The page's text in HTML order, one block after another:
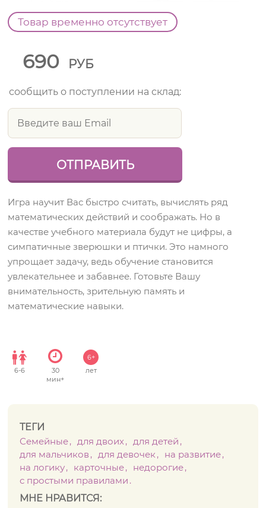
Товар временно отсутствует
690 РУБ
сообщить о поступлении на склад:
Игра научит Вас быстро считать, вычислять ряд
математических действий и соображать. Но в
качестве учебного материала будут не цифры, а
симпатичные зверюшки и птички. Это намного
упрощает задачу, ведь обучение становится
увлекательнее и забавнее. Готовьте Вашу
внимательность, зрительную память и
математические навыки.
6-6
30
мин+
6+
лет
ТЕГИ
Семейные
для двоих
для детей
для мальчиков
для девочек
на развитие
на логику
карточные
недорогие
с простыми правилами
МНЕ НРАВИТСЯ: